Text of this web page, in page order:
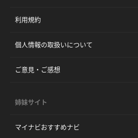
利用規約
個人情報の取扱いについて
ご意見・ご感想
姉妹サイト
マイナビおすすめナビ